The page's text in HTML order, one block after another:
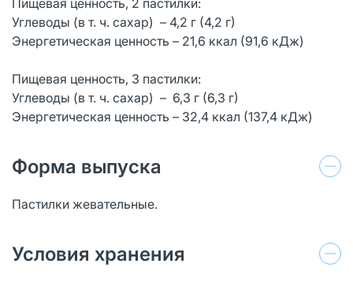
Углеводы (в т. ч. сахар) – 4,2 г (4,2 г)
Энергетическая ценность – 21,6 ккал (91,6 кДж)
Пищевая ценность, 3 пастилки:
Углеводы (в т. ч. сахар) – 6,3 г (6,3 г)
Энергетическая ценность – 32,4 ккал (137,4 кДж)
Форма выпуска
Пастилки жевательные.
Условия хранения